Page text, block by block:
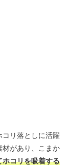
リ落としに活躍
材があり、こまか
ホコリを吸着する